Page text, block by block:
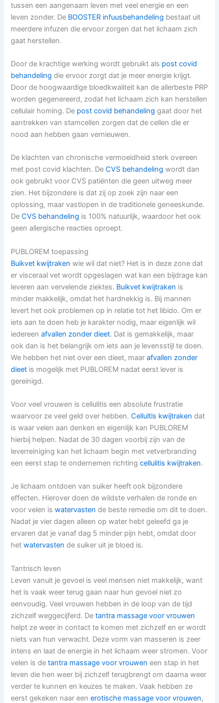
tussen een aangenaam leven met veel energie en een
leven zonder. De BOOSTER infuusbehandeling bestaat uit
meerdere infuzen die ervoor zorgen dat het lichaam zich
gaat herstellen.
Door de krachtige werking wordt gebruikt als post covid
behandeling die ervoor zorgt dat je meer energie krijgt.
Door de hoogwaardige bloedkwaliteit kan de allerbeste PRP
worden gegenereerd, zodat het lichaam zich kan herstellen
cellulair homing. De post covid behandeling gaat door het
aantrekken van stamcellen zorgen dat de cellen die er
nood aan hebben gaan vernieuwen.
De klachten van chronische vermoeidheid sterk overeen
met post covid klachten. DeCVS behandeling wordt dan
ook gebruikt voor CVS patiënten die geen uitweg meer
zien. Het bijzondere is dat zij op zoek zijn naar een
oplossing, maar vastlopen in de traditionele geneeskunde.
DeCVS behandeling is 100% natuurlijk, waardoor het ook
geen allergische reacties oproept.
PUBLOREM toepassing
Buikvet kwijtraken wie wil dat niet? Het is in deze zone dat
er visceraal vet wordt opgeslagen wat kan een bijdrage kan
leveren aan vervelende ziektes. Buikvet kwijtraken is
minder makkelijk, omdat het hardnekkig is. Bij mannen
levert het ook problemen op in relatie tot het libido. Om er
iets aan te doen heb je karakter nodig, maar eigenlijk wil
iedereenafvallen zonder dieet. Dat is gemakkelijk, maar
ook dan is het belangrijk om iets aan je levensstijl te doen.
We hebben het niet over een dieet, maarafvallen zonder
dieet is mogelijk met PUBLOREM nadat eerst lever is
gereinigd.
Voor veel vrouwen is cellulitis een absolute frustratie
waarvoor ze veel geld over hebben.Cellultis kwijtraken dat
is waar velen aan denken en eigenlijk kan PUBLOREM
hierbij helpen. Nadat de 30 dagen voorbij zijn van de
leverreiniging kan het lichaam begin met vetverbranding
een eerst stap te ondernemen richtingcellulitis kwijtraken.
Je lichaam ontdoen van suiker heeft ook bijzondere
effecten. Hierover doen de wildste verhalen de ronde en
voor velen iswatervasten de beste remedie om dit te doen.
Nadat je vier dagen alleen op water hebt geleefd ga je
ervaren dat je vanaf dag 5 minder pijn hebt, omdat door
hetwatervasten de suiker uit je bloed is.
Tantrisch leven
Leven vanuit je gevoel is veel mensen niet makkelijk, want
het is vaak weer terug gaan naar hun gevoel niet zo
eenvoudig. Veel vrouwen hebben in de loop van de tijd
zichzelf weggecijferd. Detantra massage voor vrouwen
helpt ze weer in contact te komen met zichzelf en er wordt
niets van hun verwacht. Deze vorm van masseren is zeer
intens en laat de energie in het lichaam weer stromen. Voor
velen is detantra massage voor vrouwen een stap in het
leven die hen weer bij zichzelf terugbrengt om daarna weer
verder te kunnen en keuzes te maken. Vaak hebben ze
eerst gekeken naar eenerotische massage voor vrouwen,